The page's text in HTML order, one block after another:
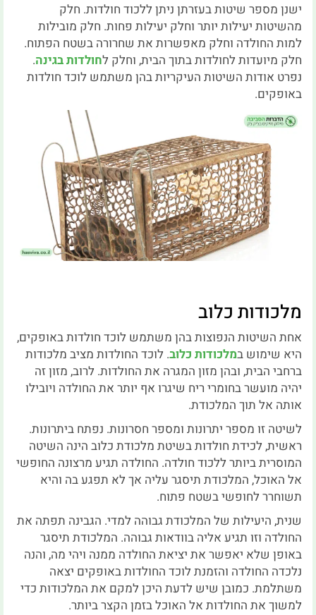
ישנן מספר שיטות בעזרתן ניתן ללכוד חולדות. חלק
מהשיטות יעילות יותר וחלק יעילות פחות. חלק מובילות
למות החולדה וחלק מאפשרות את שחרורה בשטח הפתוח.
חלק מיועדות לחולדות בתוך הבית, וחלק לחולדות בגינה.
נפרט אודות השיטות העיקריות בהן משתמש לוכד חולדות
באופקים.
מלכודות כלוב
אחת השיטות הנפוצות בהן משתמש לוכד חולדות באופקים,
היא שימוש במלכודות כלוב. לוכד החולדות מציב מלכודות
ברחבי הבית, ובהן מזון המגרה את החולדות. לרוב, מזון זה
יהיה מועשר בחומרי ריח שיגרו אף יותר את החולדה ויובילו
אותה אל תוך המלכודת.
לשיטה זו מספר יתרונות ומספר חסרונות. נפתח ביתרונות.
ראשית, לכידת חולדות בשיטת מלכודת כלוב הינה השיטה
המוסרית ביותר ללכוד חולדה. החולדה תגיע מרצונה החופשי
אל האוכל, המלכודת תיסגר עליה אך לא תפגע בה והיא
תשוחרר לחופשי בשטח פתוח.
שנית, היעילות של המלכודת גבוהה למדי. הגבינה תפתה את
החולדה וזו תגיע אליה בוודאות גבוהה. המלכודת תיסגר
באופן שלא יאפשר את יציאת החולדה ממנה ויהי מה, והנה
נלכדה החולדה והזמנת לוכד החולדות באופקים יצאה
משתלמת. כמובן שיש לדעת היכן למקם את המלכודות כדי
למשוך את החולדות אל האוכל בזמן הקצר ביותר.